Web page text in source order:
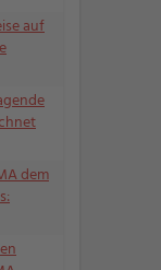
auf
dem